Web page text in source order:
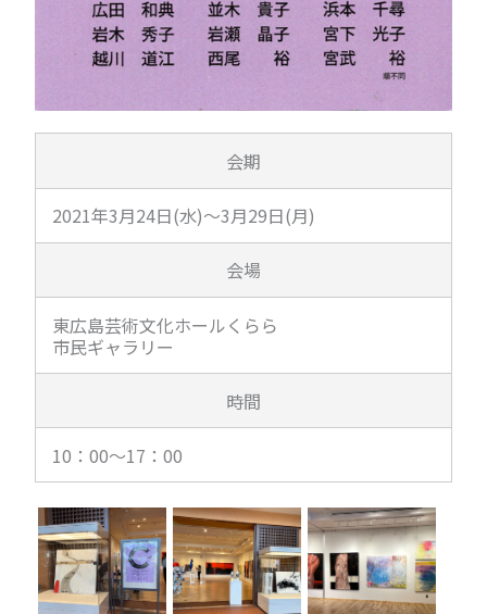
会期
2021年3月24日(水)～3月29日(月)
会場
東広島芸術文化ホールくらら
市民ギャラリー
時間
10：00～17：00